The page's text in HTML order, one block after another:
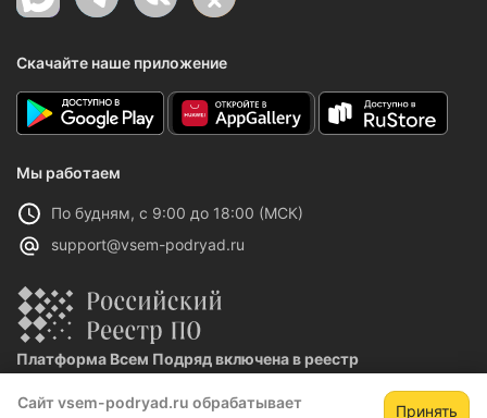
Сайт vsem-podryad.ru обрабатывает
Принять
Скачайте наше приложение
Мы работаем
По будням, с 9:00 до 18:00 (МСК)
support@vsem-podryad.ru
Платформа Всем Подряд включена в реестр
Реестровая запись №32021 от 06.02.2026